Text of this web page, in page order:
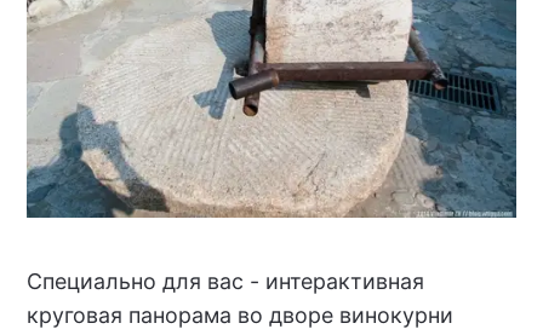
Специально для вас - интерактивная
круговая панорама во дворе винокурни